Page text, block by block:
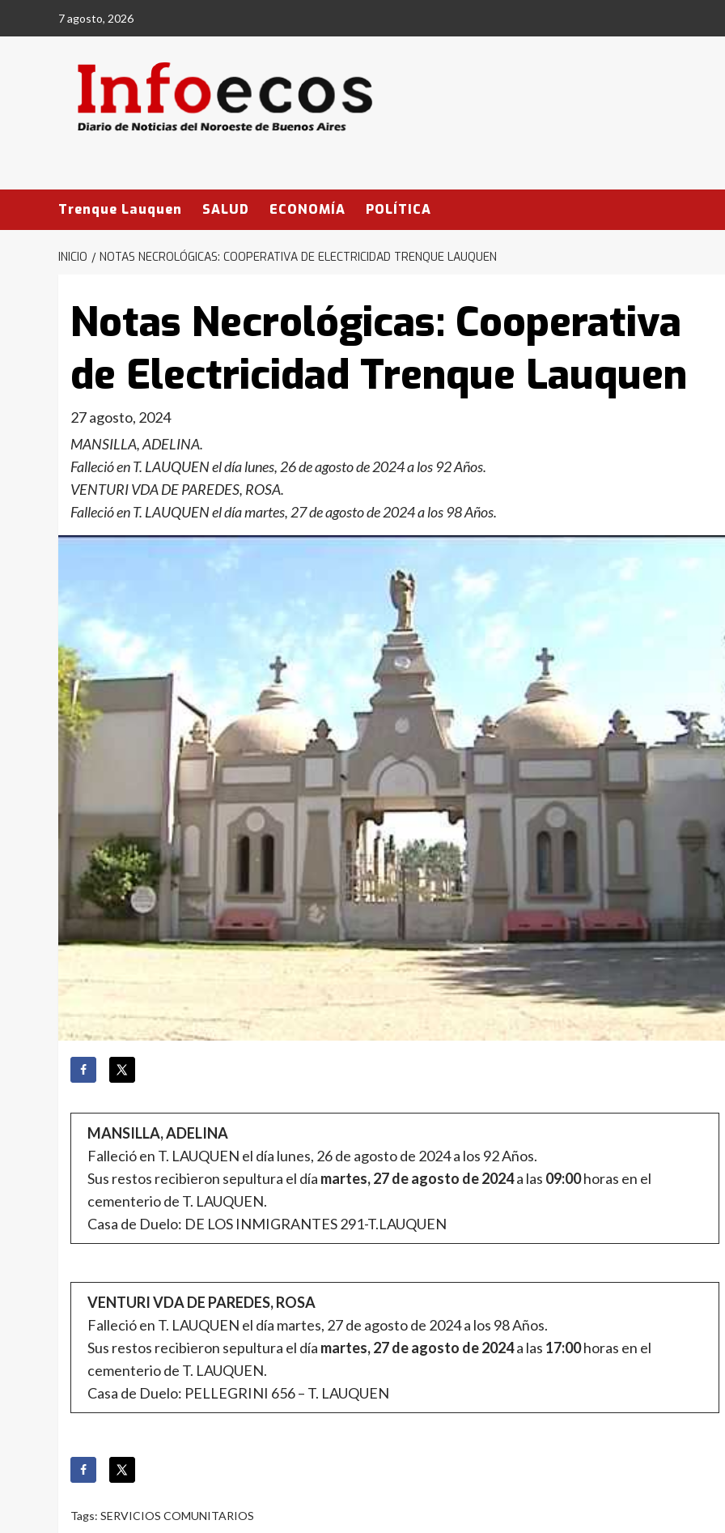
7 agosto, 2026
Trenque Lauquen SALUD ECONOMÍA POLÍTICA
INICIO NOTAS NECROLÓGICAS: COOPERATIVA DE ELECTRICIDAD TRENQUE LAUQUEN
Notas Necrológicas: Cooperativa
de Electricidad Trenque Lauquen
27 agosto, 2024
MANSILLA, ADELINA.
Falleció en T. LAUQUEN el día lunes, 26 de agosto de 2024 a los 92 Años.
VENTURI VDA DE PAREDES, ROSA.
Falleció en T. LAUQUEN el día martes, 27 de agosto de 2024 a los 98 Años.
MANSILLA, ADELINA
Falleció en T. LAUQUEN el día lunes, 26 de agosto de 2024 a los 92 Años.
Sus restos recibieron sepultura el día martes, 27 de agosto de 2024a las 09:00horas en el
cementerio de T. LAUQUEN.
Casa de Duelo: DE LOS INMIGRANTES 291-T.LAUQUEN
VENTURI VDA DE PAREDES, ROSA
Falleció en T. LAUQUEN el día martes, 27 de agosto de 2024 a los 98 Años.
Sus restos recibieron sepultura el día martes, 27 de agosto de 2024a las 17:00horas en el
cementerio de T. LAUQUEN.
Casa de Duelo: PELLEGRINI 656 – T. LAUQUEN
Tags: SERVICIOS COMUNITARIOS